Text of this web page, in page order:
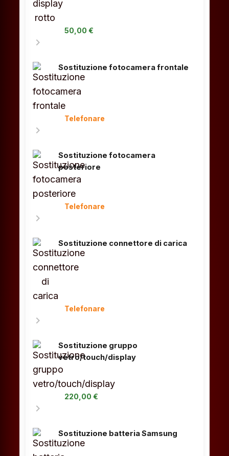
50,00 €
chevron_right
Sostituzione fotocamera frontale
Telefonare
chevron_right
Sostituzione fotocamera
posteriore
Telefonare
chevron_right
Sostituzione connettore di carica
Telefonare
chevron_right
Sostituzione gruppo
vetro/touch/display
220,00 €
chevron_right
Sostituzione batteria Samsung